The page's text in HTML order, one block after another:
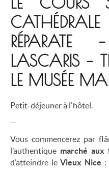
LASCARIS –
LE MUSÉE
Petit-déjeuner à l'hôtel.
—
Vous commencerez par
l’authentique marché aux
d’atteindre leVieux Nice :